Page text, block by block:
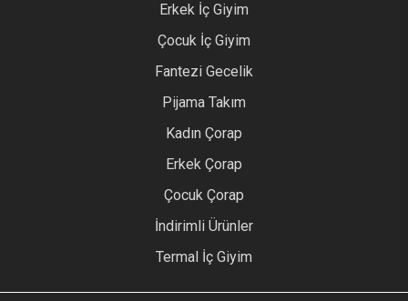
Erkek İç Giyim
Çocuk İç Giyim
Fantezi Gecelik
Pijama Takım
Kadın Çorap
Erkek Çorap
Çocuk Çorap
İndirimli Ürünler
Termal İç Giyim